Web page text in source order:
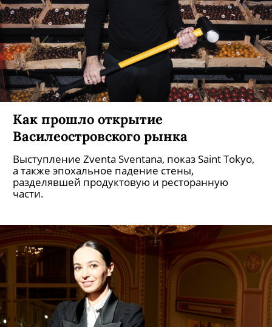
Как прошло открытие
Василеостровского рынка
Выступление Zventa Sventana, показ Saint Tokyo,
а также эпохальное падение стены,
разделявшей продуктовую и ресторанную
части.